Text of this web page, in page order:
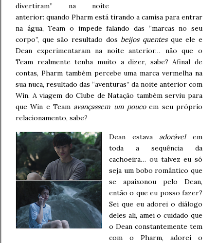
divertiram” na noite
anterior: quando Pharm está tirando a camisa para entrar
na água, Team o impede falando das “marcas no seu
corpo”, que são resultado dos beijos quentesque ele e
Dean experimentaram na noite anterior… não que o
Team realmente tenha muito a dizer, sabe? Afinal de
contas, Pharm também percebe uma marca vermelha na
sua nuca, resultado das “aventuras” da noite anterior com
Win. A viagem do Clube de Natação também serviu para
que Win e Teamavançassem um poucoem seu próprio
relacionamento, sabe?
Dean estavaadorávelem
toda a sequência da
cachoeira… ou talvez eu só
seja um bobo romântico que
se apaixonou pelo Dean,
então o que eu posso fazer?
Sei que eu adorei o diálogo
deles ali, amei o cuidado que
o Dean constantemente tem
com o Pharm, adorei o